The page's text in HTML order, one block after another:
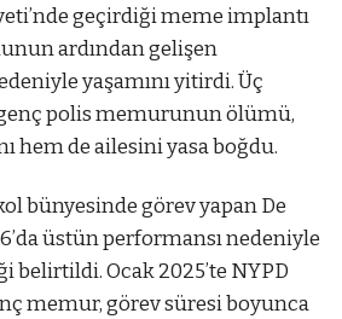
geçirdiği meme implantı
ardından gelişen
yaşamını yitirdi. Üç
polis memurunun ölümü,
hem de ailesini yasa boğdu.
bünyesinde görev yapan De
üstün performansı nedeniyle
belirtildi. Ocak 2025’te NYPD
memur, görev süresi boyunca